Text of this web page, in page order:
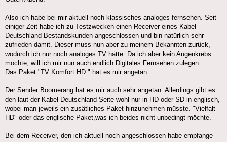
Also ich habe bei mir aktuell noch klassisches analoges fernsehen. Seit
einiger Zeit habe ich zu Testzwecken einen Receiver eines Kabel
Deutschland Bestandskunden angeschlossen und bin natürlich sehr
zufrieden damit. Dieser muss nun aber zu meinem Bekannten zurück,
wodurch ich nur noch analoges TV hätte. Da ich aber kein Augenkrebs
möchte, will ich mir nun auch endlich Digitales Fernsehen zulegen.
Das Paket "TV Komfort HD " hat es mir angetan.
Der Sender Boomerang hat es mir auch sehr angetan. Allerdings gibt es
den laut der Kabel Deutschland Seite wohl nur in HD oder SD in englisch,
wobei man jeweils ein zusätliches Paket hinzunehmen müsste. "Vielfalt
HD" oder das englische Paket,was ich beides nicht unbedingt möchte.
Bei dem Receiver, den ich aktuell noch angeschlossen habe empfange